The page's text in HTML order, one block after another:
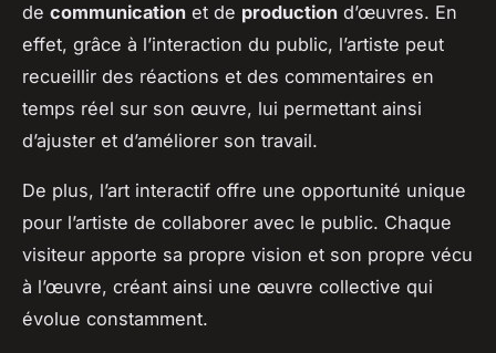
de communication et de production d’œuvres. En
effet, grâce à l’interaction du public, l’artiste peut
recueillir des réactions et des commentaires en
temps réel sur son œuvre, lui permettant ainsi
d’ajuster et d’améliorer son travail.
De plus, l’art interactif offre une opportunité unique
pour l’artiste de collaborer avec le public. Chaque
visiteur apporte sa propre vision et son propre vécu
à l’œuvre, créant ainsi une œuvre collective qui
évolue constamment.